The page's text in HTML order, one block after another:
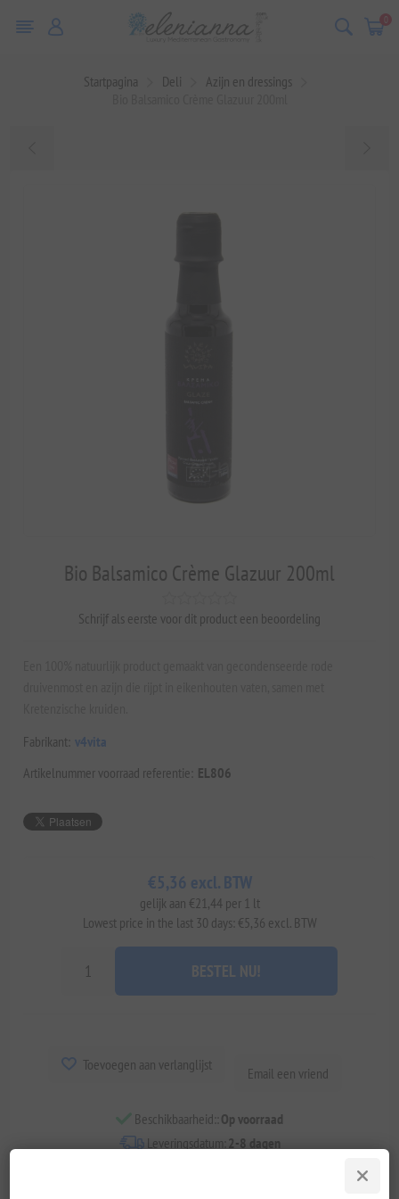
0
Startpagina Deli
Azijn en dressings
Bio Balsamico Crème Glazuur 200ml
Schrijf als eerste voor dit product een beoordeling
Fabrikant: v4vita
Artikelnummer voorraad referentie: EL806
€5,36 excl. BTW
gelijk aan €21,44 per 1 lt
Lowest price in the last 30 days: €5,36 excl. BTW
BESTEL NU!
Toevoegen aan verlanglijst Email een vriend
Beschikbaarheid:: Op voorraad
Leveringsdatum:2-8 dagen